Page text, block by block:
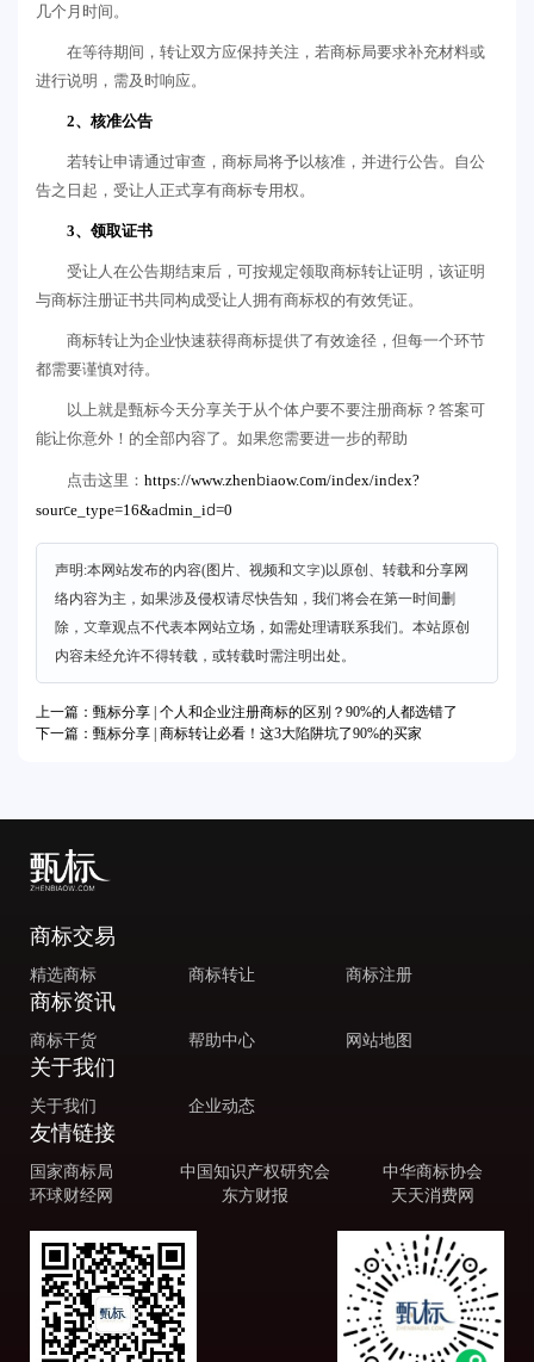
几个月时间。
在等待期间，转让双方应保持关注，若商标局要求补充材料或
进行说明，需及时响应。
2、核准公告
若转让申请通过审查，商标局将予以核准，并进行公告。自公
告之日起，受让人正式享有商标专用权。
3、领取证书
受让人在公告期结束后，可按规定领取商标转让证明，该证明
与商标注册证书共同构成受让人拥有商标权的有效凭证。
商标转让为企业快速获得商标提供了有效途径，但每一个环节
都需要谨慎对待。
以上就是甄标今天分享关于从个体户要不要注册商标？答案可
能让你意外！的全部内容了。如果您需要进一步的帮助
点击这里： https://www.zhenbiaow.com/index/index?
source_type=16&admin_id=0
声明:本网站发布的内容(图片、视频和文字)以原创、转载和分享网
络内容为主，如果涉及侵权请尽快告知，我们将会在第一时间删
除，文章观点不代表本网站立场，如需处理请联系我们。本站原创
内容未经允许不得转载，或转载时需注明出处。
上一篇：甄标分享 | 个人和企业注册商标的区别？90%的人都选错了
下一篇：甄标分享 | 商标转让必看！这3大陷阱坑了90%的买家
商标交易
精选商标 商标转让 商标注册
商标资讯
商标干货 帮助中心 网站地图
关于我们
关于我们 企业动态
友情链接
国家商标局 中国知识产权研究会
中华商标协会
环球财经网
东方财报 天天消费网